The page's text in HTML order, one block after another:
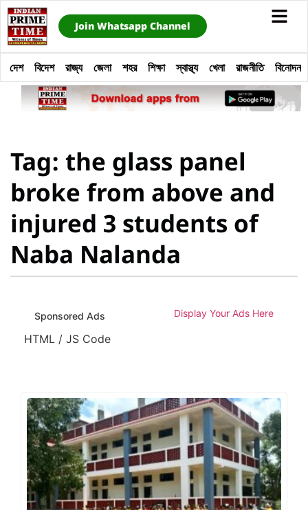
Join Whatsapp Channel
দেশ বিদেশ রাজ্য জেলা শহর শিক্ষা স্বাস্থ্য খেলা রাজনীতি বিনোদন
Tag: the glass panel
broke from above and
injured 3 students of
Naba Nalanda
Sponsored Ads Display Your Ads Here
HTML / JS Code